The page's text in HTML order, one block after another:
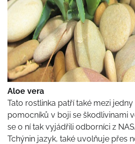
Aloe vera
Tato rostlinka patří také mezi
pomocníků v boji se škodlivinami
se o ní tak vyjádřili odborníci z
Tchýnin jazyk, také uvolňuje přes